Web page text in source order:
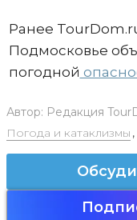
Ранее
Подмосковье
погодной
Автор: Редакция
Погода и катаклизмы ,